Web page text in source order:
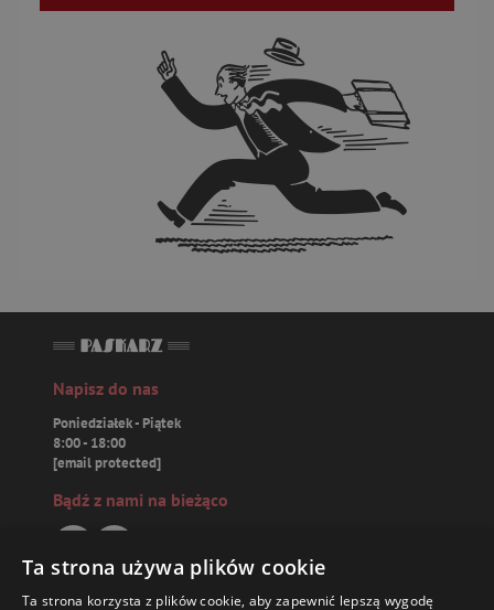
Napisz do nas
Poniedziałek - Piątek
8:00 - 18:00
[email protected]
Bądź z nami na bieżąco
Ta strona używa plików cookie
Ta strona korzysta z plików cookie, aby zapewnić lepszą wygodę